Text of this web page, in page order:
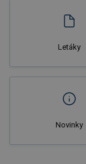
Letáky
Novinky